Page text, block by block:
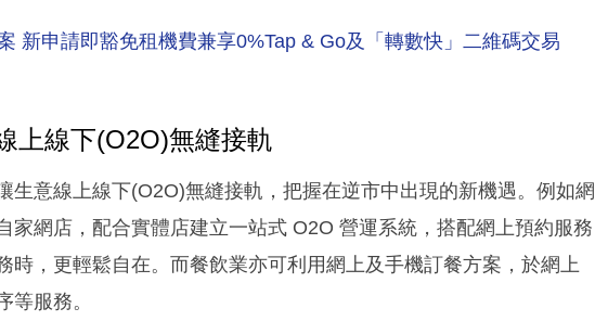
新申請即豁免租機費兼享0%Tap & Go及「轉數快」二維碼交易
上線下(O2O)無縫接軌
生意線上線下(O2O)無縫接軌，把握在逆市中出現的新機遇。例如網
家網店，配合實體店建立一站式 O2O 營運系統，搭配網上預約服務
時，更輕鬆自在。而餐飲業亦可利用網上及手機訂餐方案，於網上
等服務。